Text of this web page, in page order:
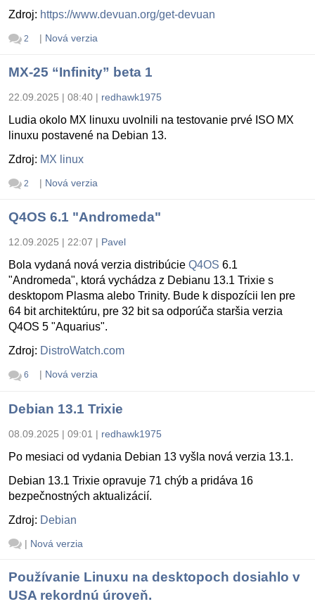
Zdroj: https://www.devuan.org/get-devuan
2 | Nová verzia
MX-25 “Infinity” beta 1
22.09.2025 | 08:40 | redhawk1975
Ludia okolo MX linuxu uvolnili na testovanie prvé ISO MX
linuxu postavené na Debian 13.
Zdroj: MX linux
2 | Nová verzia
Q4OS 6.1 "Andromeda"
12.09.2025 | 22:07 | Pavel
Bola vydaná nová verzia distribúcie Q4OS 6.1
"Andromeda", ktorá vychádza z Debianu 13.1 Trixie s
desktopom Plasma alebo Trinity. Bude k dispozícii len pre
64 bit architektúru, pre 32 bit sa odporúča staršia verzia
Q4OS 5 "Aquarius".
Zdroj: DistroWatch.com
6 | Nová verzia
Debian 13.1 Trixie
08.09.2025 | 09:01 | redhawk1975
Po mesiaci od vydania Debian 13 vyšla nová verzia 13.1.
Debian 13.1 Trixie opravuje 71 chýb a pridáva 16
bezpečnostných aktualizácií.
Zdroj: Debian
| Nová verzia
Používanie Linuxu na desktopoch dosiahlo v
USA rekordnú úroveň.